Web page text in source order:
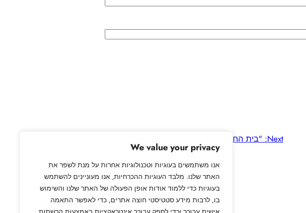
We value your privacy
אנו משתמשים בעוגיות וטכנולוגיות אחרות על מנת לשפר את
האתר שלנו. מלבד העוגיות ההכרחיות, אנו מעוניינים להשתמש
בעוגיות כדי ללמוד אודות אופן הפעולה של האתר שלנו והשימוש
בו, לרבות מידע סטטיסטי חוצה אתרים, כדי לאפשר התאמה
Next: "בית החיים" – בית העלמין היהודי בטנג'יר